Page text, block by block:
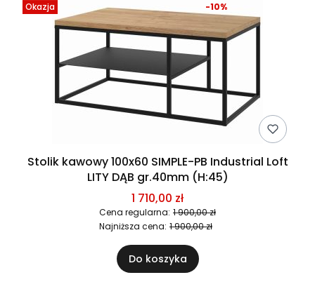
Okazja
Stolik kawowy 100x60 SIMPLE-PB Industrial Loft
LITY DĄB gr.40mm (H:45)
1 710,00 zł
Cena regularna: 1 900,00 zł
-10%
Najniższa cena: 1 900,00 zł
Do koszyka